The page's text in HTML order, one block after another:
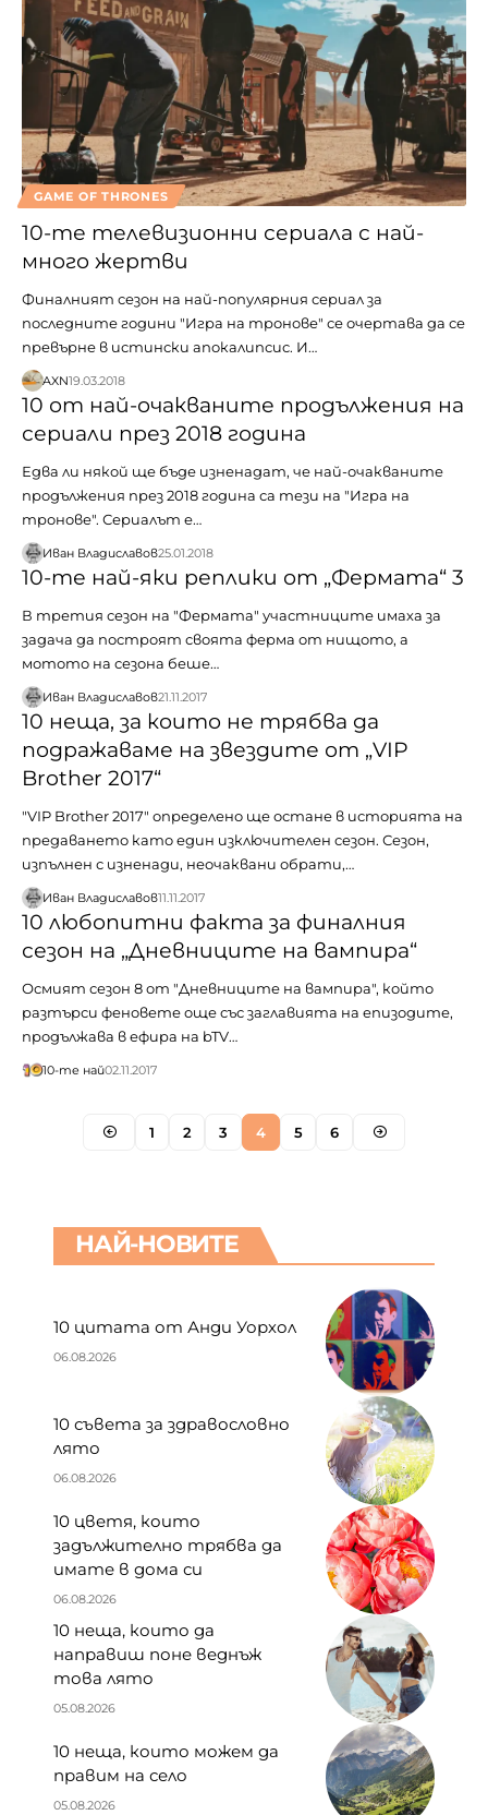
GAME OF THRONES
10-те телевизионни сериала с най-
много жертви
Финалният сезон на най-популярния сериал за
последните години "Игра на тронове" се очертава да се
превърне в истински апокалипсис. И…
AXN19.03.2018
10 от най-очакваните продължения на
сериали през 2018 година
Едва ли някой ще бъде изненадат, че най-очакваните
продължения през 2018 година са тези на "Игра на
тронове". Сериалът е…
Иван Владиславов25.01.2018
10-те най-яки реплики от „Фермата“ 3
В третия сезон на "Фермата" участниците имаха за
задача да построят своята ферма от нищото, а
мотото на сезона беше…
Иван Владиславов21.11.2017
10 неща, за които не трябва да
подражаваме на звездите от „VIP
Brother 2017“
"VIP Brother 2017" определено ще остане в историята на
предаването като един изключителен сезон. Сезон,
изпълнен с изненади, неочаквани обрати,…
Иван Владиславов11.11.2017
10 любопитни факта за финалния
сезон на „Дневниците на вампира“
Осмият сезон 8 от "Дневниците на вампира", който
разтърси феновете още със заглавията на епизодите,
продължава в ефира на bTV…
10-те най02.11.2017
1 2 3 4 5 6
НАЙ-НОВИТЕ
10 цитата от Анди Уорхол
06.08.2026
10 съвета за здравословно
лято
06.08.2026
10 цветя, които
задължително трябва да
имате в дома си
06.08.2026
10 неща, които да
направиш поне веднъж
това лято
05.08.2026
10 неща, които можем да
правим на село
05.08.2026